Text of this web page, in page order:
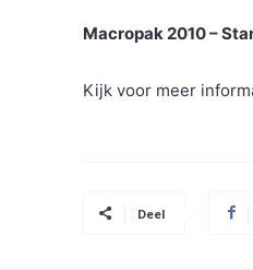
Macropak 2010 –
Kijk voor meer
Deel